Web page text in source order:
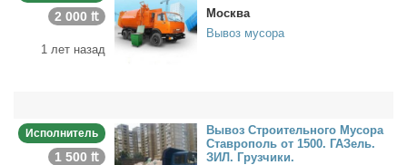
2 000 ₶
1 лет назад
Москва
Вывоз мусора
Исполнитель
1 500 ₶
Вы­воз Стро­и­тель­но­го Му­со­ра
Став­ро­поль от 1500. ГАЗель.
ЗИЛ. Груз­чи­ки.